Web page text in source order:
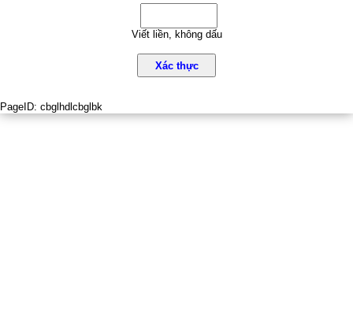
Viết liền, không dấu
Xác thực
PageID: cbglhdlcbglbk